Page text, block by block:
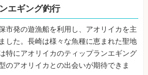
エギング釣行
市発の遊漁船を利用し、アオリイカを主
した。長崎は様々な魚種に恵まれた聖地
特にアオリイカのティップランエギング
のアオリイカとの出会いが期待できま